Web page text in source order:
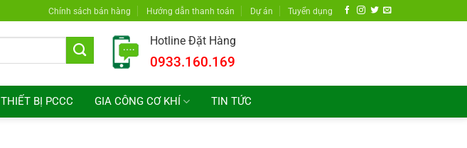
Chính sách bán hàng Hướng dẫn thanh toán Dự án Tuyển dụng
Hotline Đặt Hàng
0933.160.169
THIẾT BỊ PCCC GIA CÔNG CƠ KHÍ TIN TỨC